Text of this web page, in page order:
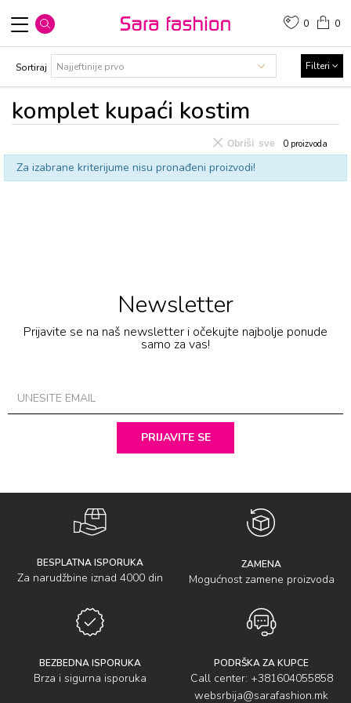
0
0
kоmplеt kupaći kоstim
Sortiraj Filteri
0 proizvoda
Obriši sve
Za izabrane kriterijume nisu pronađeni proizvodi!
Newsletter
Prijavite se na naš newsletter i očekujte najbolje ponude
samo za vas!
PRIJAVITE SE
BESPLATNA ISPORUKA
Za narudžbine iznad 4000 din
ZAMENA
Mogućnost zamene proizvoda
BEZBEDNA ISPORUKA
Brza i sigurna isporuka
PODRŠKA ZA KUPCE
Call center: +381604055858
websrbija@sarafashion.mk